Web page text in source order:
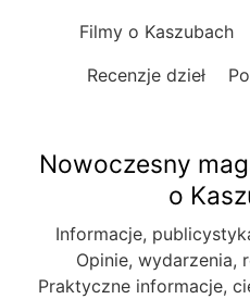
Filmy o Kaszubach
Recenzje dzieł
Nowoczesny
o
Informacje,
Opinie, wydarzenia,
Praktyczne informacje,